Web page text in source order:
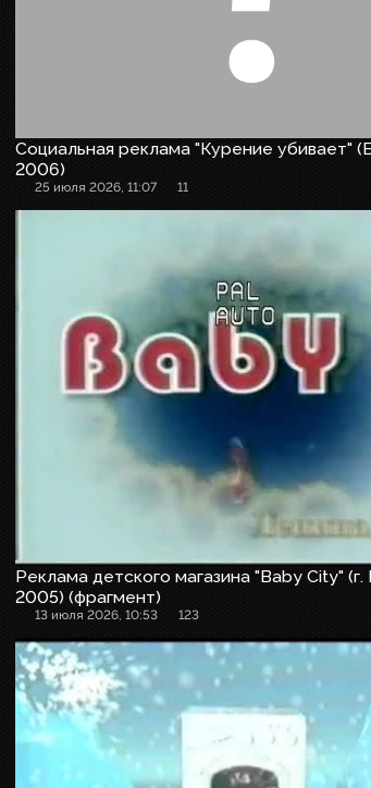
Социальная реклама "Курение убивает"
2006)
25 июля 2026, 11:07 11
Реклама детского магазина "Baby City"
2005) (фрагмент)
13 июля 2026, 10:53 123